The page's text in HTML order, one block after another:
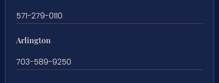
571-279-0110
Arlington
703-589-9250